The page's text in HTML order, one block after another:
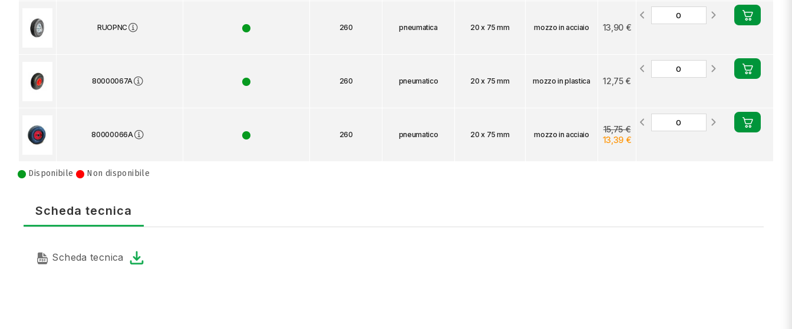
RUOPNC 260 pneumatica 20 x 75 mm mozzo in acciaio 13,90 €
80000067A 260 pneumatico 20 x 75 mm mozzo in plastica 12,75 €
80000066A 260 pneumatico 20 x 75 mm mozzo in acciaio
15,75 €
13,39 €
Disponibile Non disponibile
Scheda tecnica
Scheda tecnica